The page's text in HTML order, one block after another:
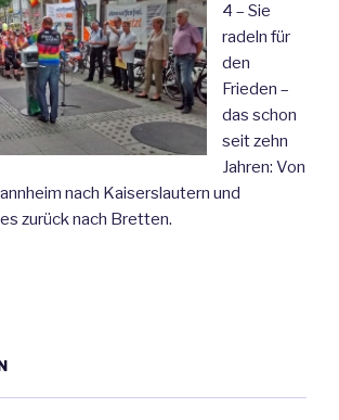
4 – Sie
radeln für
den
Frieden –
das schon
seit zehn
Jahren: Von
nach Kaiserslautern und
zurück nach Bretten.